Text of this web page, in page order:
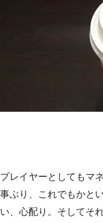
プレイヤーとしてもマ
事ぶり、これでもかと
い、心配り。そしてそ